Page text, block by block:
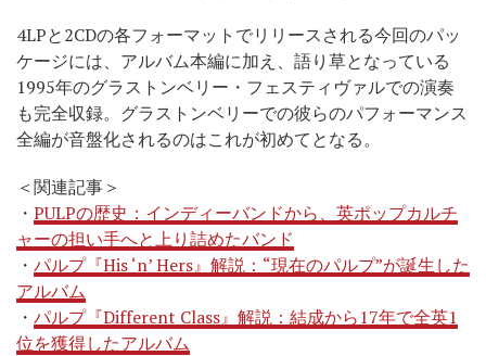
4LPと2CDの各フォーマットでリリースされる今回のパッ
ケージには、アルバム本編に加え、語り草となっている
1995年のグラストンベリー・フェスティヴァルでの演奏
も完全収録。グラストンベリーでの彼らのパフォーマンス
全編が音盤化されるのはこれが初めてとなる。
＜関連記事＞
・ PULPの歴史：インディーバンドから、英ポップカルチ
ャーの担い手へと上り詰めたバンド
・ パルプ『His ‘n’ Hers』解説：“現在のパルプ”が誕生した
アルバム
・ パルプ『Different Class』解説：結成から17年で全英1
位を獲得したアルバム